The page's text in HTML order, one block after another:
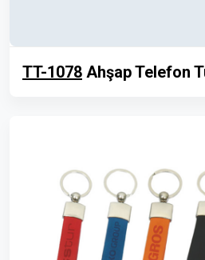
TT-1078 Ahşap Telefon